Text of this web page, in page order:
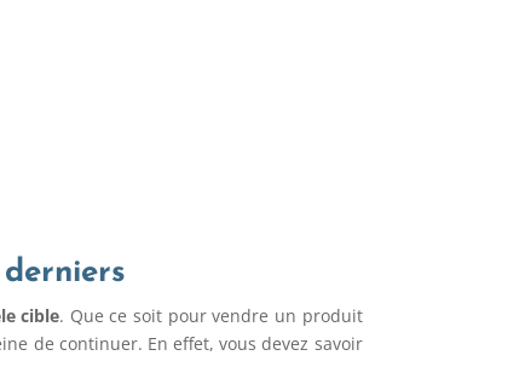
cible. Que ce soit pour vendre un produit
de continuer. En effet, vous devez savoir